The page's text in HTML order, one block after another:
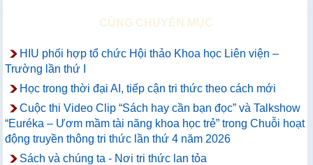
CÙNG CHUYÊN MỤC
HIU phối hợp tổ chức Hội thảo Khoa học Liên viện –
Trường lần thứ I
Học trong thời đại AI, tiếp cận tri thức theo cách mới
Cuộc thi Video Clip “Sách hay cần bạn đọc” và Talkshow
“Euréka – Ươm mầm tài năng khoa học trẻ” trong Chuỗi hoạt
động truyền thông tri thức lần thứ 4 năm 2026
Sách và chúng ta - Nơi tri thức lan tỏa